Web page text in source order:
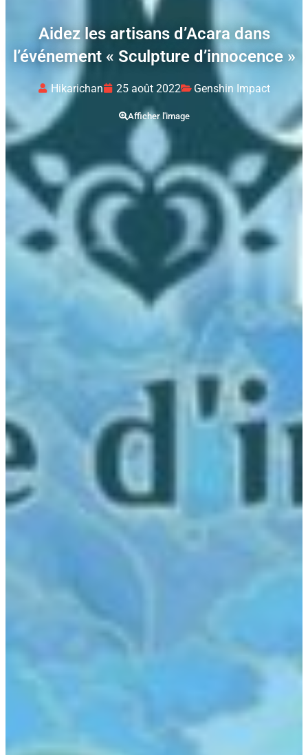
Aidez les artisans d’Acara dans
l’événement « Sculpture d’innocence »
Hikarichan 25 août 2022 Genshin Impact
Afficher l'image